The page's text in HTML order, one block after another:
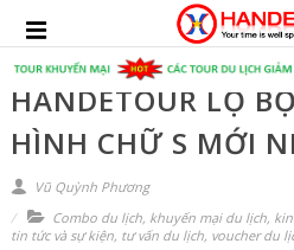
HANDETOUR LỘ
HÌNH CHỮ S MỚI
Vũ Quỳnh Phương
Combo du lịch, khuyến mại du lịch,
tin tức và sự kiện, tư vấn du lịch, voucher du